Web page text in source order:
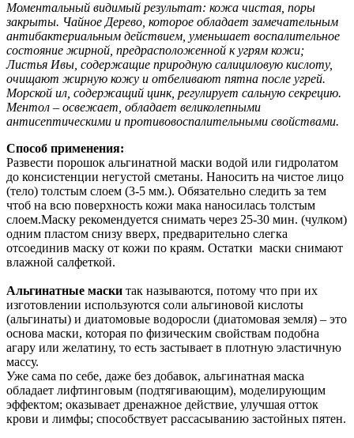
Моментальный видимый результат: кожа чистая, поры
закрыты. Чайное Дерево, которое обладает замечательным
антибактериальным действием, уменьшает воспалительное
состояние жирной, предрасположенной к угрям кожи;
Листья Ивы, содержащие природную салициловую кислоту,
очищают жирную кожу и отбеливают пятна после угрей.
Морской ил, содержащий цинк, регулирует сальную секрецию.
Ментол – освежает, обладает великолепными
антисептическими и противовоспалительными свойствами.
Способ применения:
Развести порошок альгинатной маски водой или гидролатом
до консистенции негустой сметаны. Наносить на чистое лицо
(тело) толстым слоем (3-5 мм.). Обязательно следить за тем
чтоб на всю поверхность кожи мака наносилась толстым
слоем.Маску рекомендуется снимать через 25-30 мин. (чулком)
одним пластом снизу вверх, предварительно слегка
отсоединив маску от кожи по краям. Остатки маски снимают
влажной салфеткой.
Альгинатные маски так называются, потому что при их
изготовлении используются соли альгиновой кислоты
(альгинаты) и диатомовые водоросли (диатомовая земля) – это
основа маски, которая по физическим свойствам подобна
агару или желатину, то есть застывает в плотную эластичную
массу.
Уже сама по себе, даже без добавок, альгинатная маска
обладает лифтинговым (подтягивающим), моделирующим
эффектом; оказывает дренажное действие, улучшая отток
крови и лимфы; способствует рассасыванию застойных пятен.